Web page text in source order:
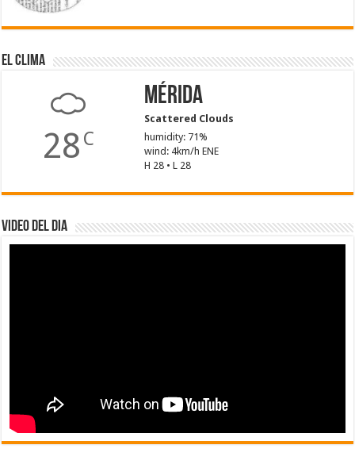
El Clima
28 C
Mérida
Scattered Clouds
humidity: 71%
wind: 4km/h ENE
H 28 • L 28
Video del dia